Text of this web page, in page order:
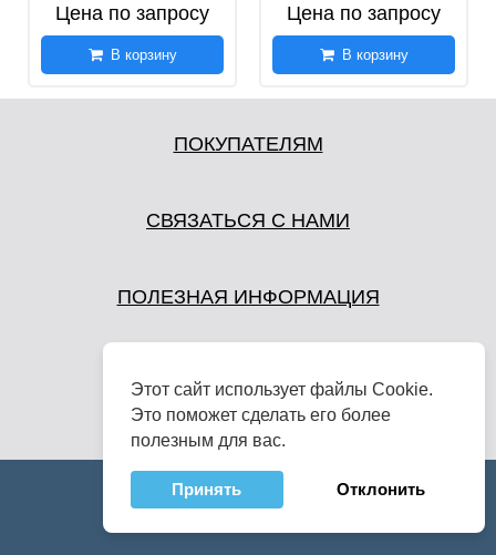
Цена по запросу
В корзину
Цена по запросу
В корзину
ПОКУПАТЕЛЯМ
СВЯЗАТЬСЯ С НАМИ
ПОЛЕЗНАЯ ИНФОРМАЦИЯ
Этот сайт использует файлы Cookie.
Это поможет сделать его более
полезным для вас.
Принять Отклонить